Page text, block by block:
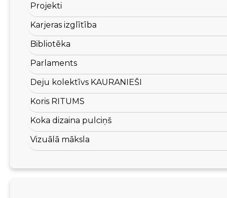
Projekti
Karjeras izglītība
Bibliotēka
Parlaments
Deju kolektīvs KAURANIEŠI
Koris RITUMS
Koka dizaina pulciņš
Vizuālā māksla